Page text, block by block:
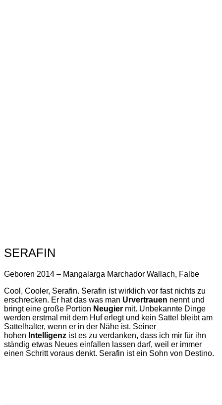
SERAFIN
Geboren 2014 – Mangalarga Marchador Wallach, Falbe
Cool, Cooler, Serafin. Serafin ist wirklich vor fast nichts zu
erschrecken. Er hat das was man Urvertrauen nennt und
bringt eine große Portion Neugier mit. Unbekannte Dinge
werden erstmal mit dem Huf erlegt und kein Sattel bleibt am
Sattelhalter, wenn er in der Nähe ist. Seiner
hohen Intelligenz ist es zu verdanken, dass ich mir für ihn
ständig etwas Neues einfallen lassen darf, weil er immer
einen Schritt voraus denkt. Serafin ist ein Sohn von Destino.